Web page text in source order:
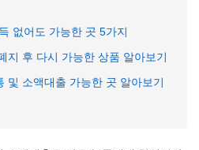
없어도 가능한 곳 5가지
지 후 다시 가능한 상품 알아보기
및 소액대출 가능한 곳 알아보기